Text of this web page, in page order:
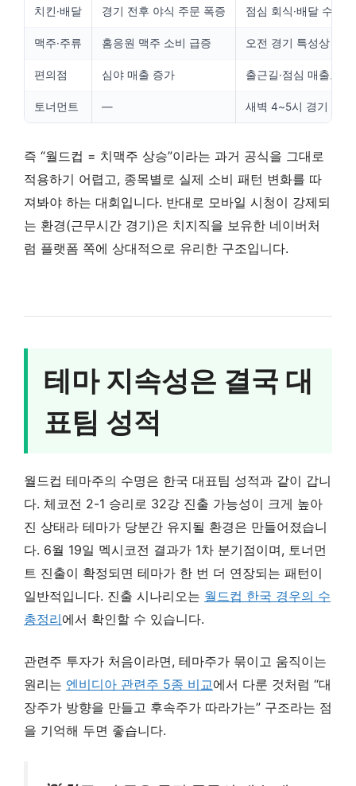
치킨·배달 경기 전후 야식 주문 폭증 점심 회식·배달 수요
맥주·주류 홈응원 맥주 소비 급증 오전 경기 특성상 효
편의점 심야 매출 증가 출근길·점심 매출로
토너먼트 — 새벽 4~5시 경기 증
즉 “월드컵 = 치맥주 상승”이라는 과거 공식을 그대로
적용하기 어렵고, 종목별로 실제 소비 패턴 변화를 따
져봐야 하는 대회입니다. 반대로 모바일 시청이 강제되
는 환경(근무시간 경기)은 치지직을 보유한 네이버처
럼 플랫폼 쪽에 상대적으로 유리한 구조입니다.
테마 지속성은 결국 대
표팀 성적
월드컵 테마주의 수명은 한국 대표팀 성적과 같이 갑니
다. 체코전 2-1 승리로 32강 진출 가능성이 크게 높아
진 상태라 테마가 당분간 유지될 환경은 만들어졌습니
다. 6월 19일 멕시코전 결과가 1차 분기점이며, 토너먼
트 진출이 확정되면 테마가 한 번 더 연장되는 패턴이
일반적입니다. 진출 시나리오는 월드컵 한국 경우의 수
총정리에서 확인할 수 있습니다.
관련주 투자가 처음이라면, 테마주가 묶이고 움직이는
원리는 엔비디아 관련주 5종 비교에서 다룬 것처럼 “대
장주가 방향을 만들고 후속주가 따라가는” 구조라는 점
을 기억해 두면 좋습니다.